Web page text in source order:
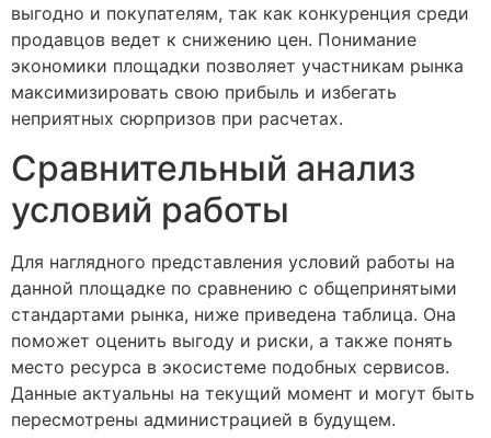
выгодно и покупателям, так как конкуренция среди
продавцов ведет к снижению цен. Понимание
экономики площадки позволяет участникам рынка
максимизировать свою прибыль и избегать
неприятных сюрпризов при расчетах.
Сравнительный анализ
условий работы
Для наглядного представления условий работы на
данной площадке по сравнению с общепринятыми
стандартами рынка, ниже приведена таблица. Она
поможет оценить выгоду и риски, а также понять
место ресурса в экосистеме подобных сервисов.
Данные актуальны на текущий момент и могут быть
пересмотрены администрацией в будущем.